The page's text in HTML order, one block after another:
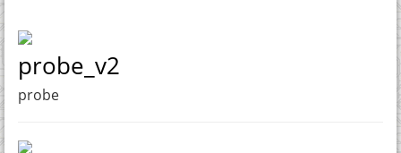
probe_v2
probe